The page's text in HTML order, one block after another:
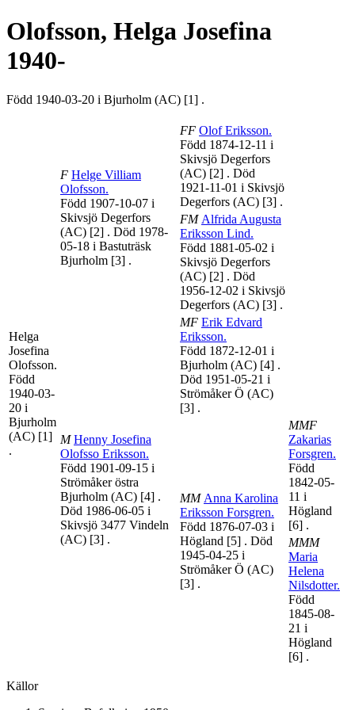
Olofsson, Helga Josefina
1940-
Född 1940-03-20 i Bjurholm (AC) [1] .
Helga
Josefina
Olofsson.
Född
1940-03-
20 i
Bjurholm
(AC) [1]
.
F Helge Villiam
Olofsson.
Född 1907-10-07 i
Skivsjö Degerfors
(AC) [2] . Död 1978-
05-18 i Bastuträsk
Bjurholm [3] .
FF OlofEriksson.
Född 1874-12-11 i
Skivsjö Degerfors
(AC) [2] . Död
1921-11-01 i Skivsjö
Degerfors (AC) [3] .
FM Alfrida Augusta
Eriksson Lind.
Född 1881-05-02 i
Skivsjö Degerfors
(AC) [2] . Död
1956-12-02 i Skivsjö
Degerfors (AC) [3] .
MHenny Josefina
Olofsso Eriksson.
Född 1901-09-15 i
Strömåker östra
Bjurholm (AC) [4] .
Död 1986-06-05 i
Skivsjö 3477 Vindeln
(AC) [3] .
MF Erik Edvard
Eriksson.
Född 1872-12-01 i
Bjurholm (AC) [4] .
Död 1951-05-21 i
Strömåker Ö (AC)
[3] .
MM Anna Karolina
Eriksson Forsgren.
Född 1876-07-03 i
Högland [5] . Död
1945-04-25 i
Strömåker Ö (AC)
[3] .
MMF
Zakarias
Forsgren.
Född
1842-05-
11 i
Högland
[6] .
MMM
Maria
Helena
Nilsdotter.
Född
1845-08-
21 i
Högland
[6] .
Källor